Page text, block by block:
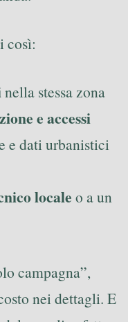
così:
nella stessa zona
e accessi
e dati urbanistici
locale o a un
campagna”,
nei dettagli. E